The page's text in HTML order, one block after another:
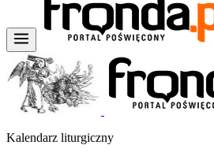
Kalendarz liturgiczny